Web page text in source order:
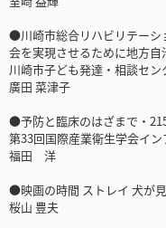
●川崎市総合リハビリテー
会を実現させるために地方
川崎市子ども発達・相談セ
廣田 菜津子
●予防と臨床のはざまで・
第33回国際産業衛生学会イ
福田 洋
●映画の時間 ストレイ 犬が
桜山 豊夫